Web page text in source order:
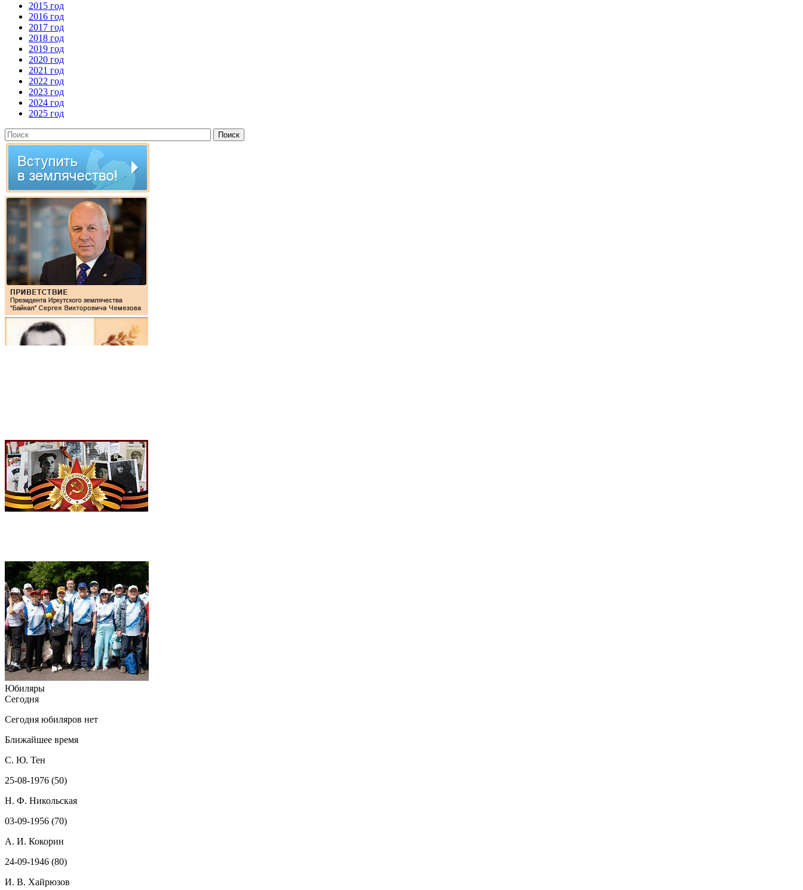
2015 год
2016 год
2017 год
2018 год
2019 год
2020 год
2021 год
2022 год
2023 год
2024 год
2025 год
Юбиляры
Сегодня
Сегодня юбиляров нет
Ближайшее время
С. Ю. Тен
25-08-1976 (50)
Н. Ф. Никольская
03-09-1956 (70)
А. И. Кокорин
24-09-1946 (80)
И. В. Хайрюзов